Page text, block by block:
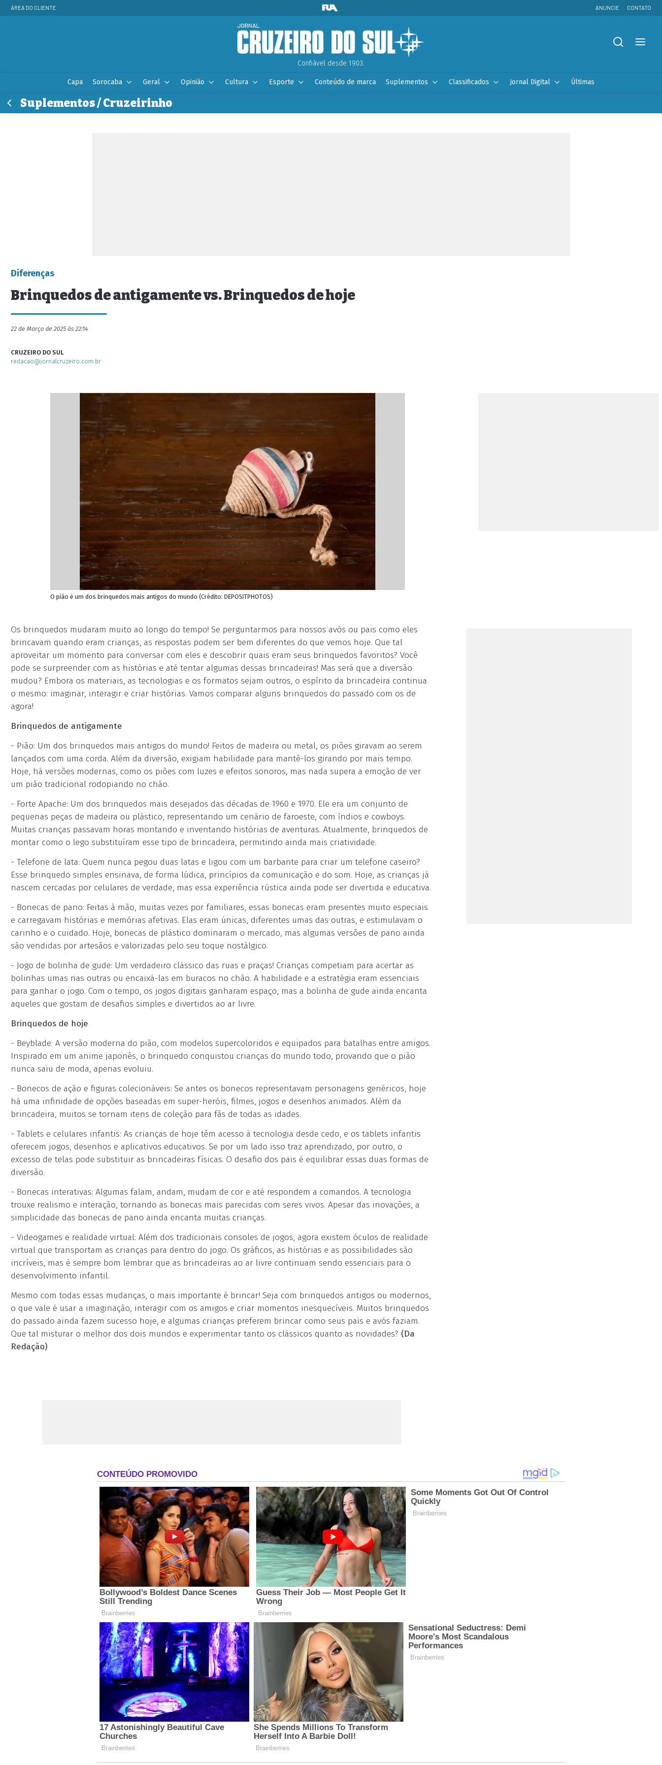
ÁREA DO CLIENTE ANUNCIE CONTATO
Confiável desde 1903.
Capa Sorocaba Geral Opinião Cultura Esporte Conteúdo de marca Suplementos Classificados Jornal Digital Últimas
Suplementos / Cruzeirinho
Diferenças
Brinquedos de antigamente vs. Brinquedos de hoje
22 de Março de 2025 às 22:14
CRUZEIRO DO SUL
redacao@jornalcruzeiro.com.br
O pião é um dos brinquedos mais antigos do mundo (Crédito: DEPOSITPHOTOS)
Os brinquedos mudaram muito ao longo do tempo! Se perguntarmos para nossos avós ou pais como eles
brincavam quando eram crianças, as respostas podem ser bem diferentes do que vemos hoje. Que tal
aproveitar um momento para conversar com eles e descobrir quais eram seus brinquedos favoritos? Você
pode se surpreender com as histórias e até tentar algumas dessas brincadeiras! Mas será que a diversão
mudou? Embora os materiais, as tecnologias e os formatos sejam outros, o espírito da brincadeira continua
o mesmo: imaginar, interagir e criar histórias. Vamos comparar alguns brinquedos do passado com os de
agora!
Brinquedos de antigamente
- Pião: Um dos brinquedos mais antigos do mundo! Feitos de madeira ou metal, os piões giravam ao serem
lançados com uma corda. Além da diversão, exigiam habilidade para mantê-los girando por mais tempo.
Hoje, há versões modernas, como os piões com luzes e efeitos sonoros, mas nada supera a emoção de ver
um pião tradicional rodopiando no chão.
- Forte Apache: Um dos brinquedos mais desejados das décadas de 1960 e 1970. Ele era um conjunto de
pequenas peças de madeira ou plástico, representando um cenário de faroeste, com índios e cowboys.
Muitas crianças passavam horas montando e inventando histórias de aventuras. Atualmente, brinquedos de
montar como o lego substituíram esse tipo de brincadeira, permitindo ainda mais criatividade.
- Telefone de lata: Quem nunca pegou duas latas e ligou com um barbante para criar um telefone caseiro?
Esse brinquedo simples ensinava, de forma lúdica, princípios da comunicação e do som. Hoje, as crianças já
nascem cercadas por celulares de verdade, mas essa experiência rústica ainda pode ser divertida e educativa.
- Bonecas de pano: Feitas à mão, muitas vezes por familiares, essas bonecas eram presentes muito especiais
e carregavam histórias e memórias afetivas. Elas eram únicas, diferentes umas das outras, e estimulavam o
carinho e o cuidado. Hoje, bonecas de plástico dominaram o mercado, mas algumas versões de pano ainda
são vendidas por artesãos e valorizadas pelo seu toque nostálgico.
- Jogo de bolinha de gude: Um verdadeiro clássico das ruas e praças! Crianças competiam para acertar as
bolinhas umas nas outras ou encaixá-las em buracos no chão. A habilidade e a estratégia eram essenciais
para ganhar o jogo. Com o tempo, os jogos digitais ganharam espaço, mas a bolinha de gude ainda encanta
aqueles que gostam de desafios simples e divertidos ao ar livre.
Brinquedos de hoje
- Beyblade: A versão moderna do pião, com modelos supercoloridos e equipados para batalhas entre amigos.
Inspirado em um anime japonês, o brinquedo conquistou crianças do mundo todo, provando que o pião
nunca saiu de moda, apenas evoluiu.
- Bonecos de ação e figuras colecionáveis: Se antes os bonecos representavam personagens genéricos, hoje
há uma infinidade de opções baseadas em super-heróis, filmes, jogos e desenhos animados. Além da
brincadeira, muitos se tornam itens de coleção para fãs de todas as idades.
- Tablets e celulares infantis: As crianças de hoje têm acesso à tecnologia desde cedo, e os tablets infantis
oferecem jogos, desenhos e aplicativos educativos. Se por um lado isso traz aprendizado, por outro, o
excesso de telas pode substituir as brincadeiras físicas. O desafio dos pais é equilibrar essas duas formas de
diversão.
- Bonecas interativas: Algumas falam, andam, mudam de cor e até respondem a comandos. A tecnologia
trouxe realismo e interação, tornando as bonecas mais parecidas com seres vivos. Apesar das inovações, a
simplicidade das bonecas de pano ainda encanta muitas crianças.
- Videogames e realidade virtual: Além dos tradicionais consoles de jogos, agora existem óculos de realidade
virtual que transportam as crianças para dentro do jogo. Os gráficos, as histórias e as possibilidades são
incríveis, mas é sempre bom lembrar que as brincadeiras ao ar livre continuam sendo essenciais para o
desenvolvimento infantil.
Mesmo com todas essas mudanças, o mais importante é brincar! Seja com brinquedos antigos ou modernos,
o que vale é usar a imaginação, interagir com os amigos e criar momentos inesquecíveis. Muitos brinquedos
do passado ainda fazem sucesso hoje, e algumas crianças preferem brincar como seus pais e avós faziam.
Que tal misturar o melhor dos dois mundos e experimentar tanto os clássicos quanto as novidades? (Da
Redação)